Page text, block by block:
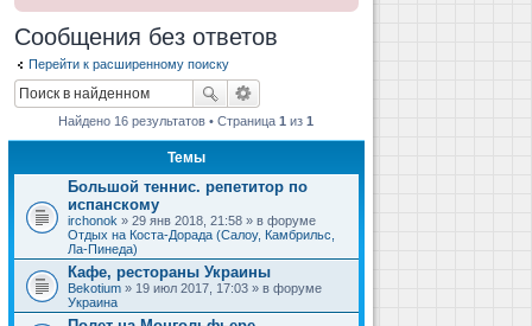
Сообщения без ответов
Перейти к расширенному поиску
Найдено 16 результатов • Страница1 из1
Темы
Большой теннис. репетитор по
испанскому
irchonok » 29 янв 2018, 21:58 » в форуме
Отдых на Коста-Дорада (Салоу, Камбрильс,
Ла-Пинеда)
Кафе, рестораны Украины
Bekotium » 19 июл 2017, 17:03 » в форуме
Украина